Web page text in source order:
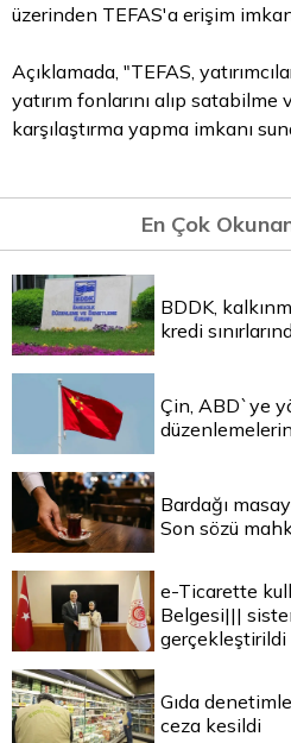
üzerinden TEFAS'a erişim
Açıklamada, "TEFAS,
yatırım fonlarını alıp satabilme
karşılaştırma yapma imkanı
En Çok
BDDK,
kredi
Çin, ABD`ye
Bardağı
Son sözü
e-Ticarette
Belgesi|||
gerçekleştirildi
Gıda
ceza kesildi